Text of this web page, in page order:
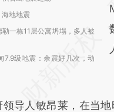
海地地震
一栋11层公寓坍塌，多人被
7.9级地震：余震好几次，动
导人敏昂莱，在当